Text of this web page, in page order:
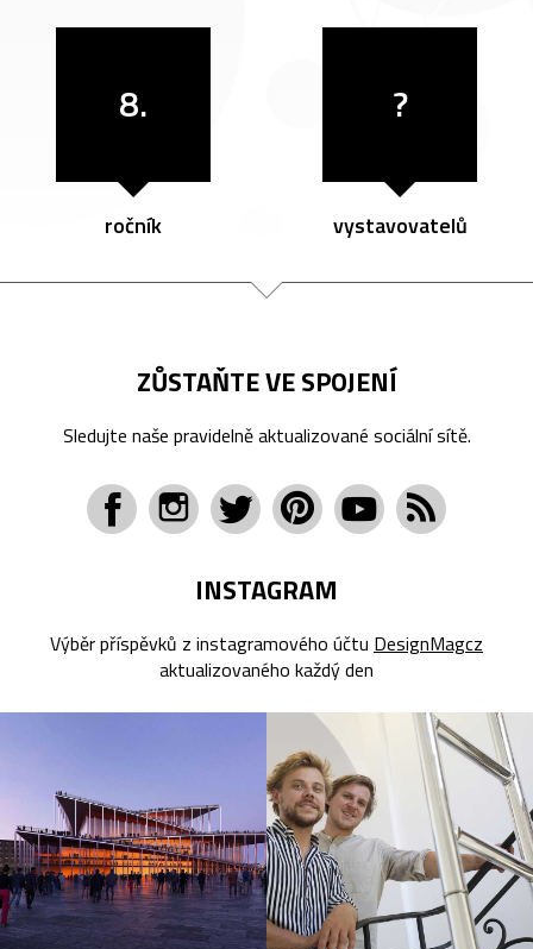
8.
ročník
?
vystavovatelů
ZŮSTAŇTE VE SPOJENÍ
Sledujte naše pravidelně aktualizované sociální sítě.
INSTAGRAM
Výběr příspěvků z instagramového účtu DesignMagcz
aktualizovaného každý den